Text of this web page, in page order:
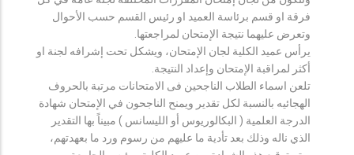
فرقة او قسم برئاسة العميد او رئيس القسم حسب الأحوال
وتعرض عليهما نتيجة الإمتحان لمراجعتها.
يرأس عميد الكلية لجان الإمتحان، ويشكل تحت إشرافه لجنة او
أكثر لمراقبة الإمتحان وإعداد النتيجة.
تلعن اسماء الطلاب الناجحين فى الامتحانات مرتبة بالحروف
الهجائيه بالنسبة لكل تقدير ويمنح الناجحون في الإمتحان شهادة
الدرجة العلمية ( البكالوريوس أو الليسانس ) مبيناً بها التقدير
الذي ناله وذلك بعد تأدية ما عليهم من رسوم ورد ما بعهدتهم،